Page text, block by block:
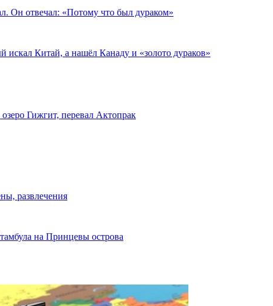
Он отвечал: «Потому что был дураком»
искал Китай, а нашёл Канаду и «золото дураков»
Гижгит, перевал Актопрак
развлечения
на Принцевы острова